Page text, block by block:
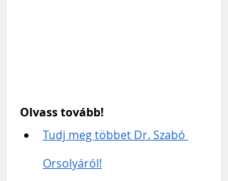
Olvass tovább!
Tudj meg többet Dr. Szabó
Orsolyáról!